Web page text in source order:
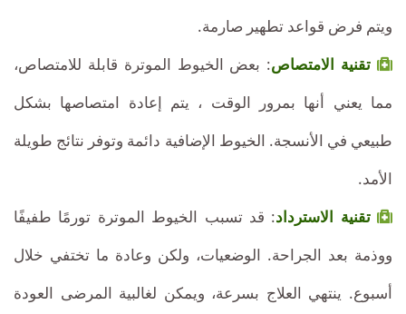
ويتم فرض قواعد تطهير صارمة.
تقنية الامتصاص: بعض الخيوط الموترة قابلة للامتصاص،
مما يعني أنها بمرور الوقت ، يتم إعادة امتصاصها بشكل
طبيعي في الأنسجة. الخيوط الإضافية دائمة وتوفر نتائج طويلة
الأمد.
تقنية الاسترداد: قد تسبب الخيوط الموترة تورمًا طفيفًا
ووذمة بعد الجراحة. الوضعيات، ولكن وعادة ما تختفي خلال
أسبوع. ينتهي العلاج بسرعة، ويمكن لغالبية المرضى العودة